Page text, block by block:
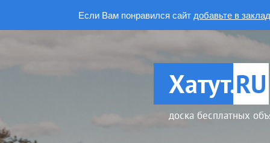
Если Вам понравился сайт добавьте в
Хатут.RU
доска бесплатных